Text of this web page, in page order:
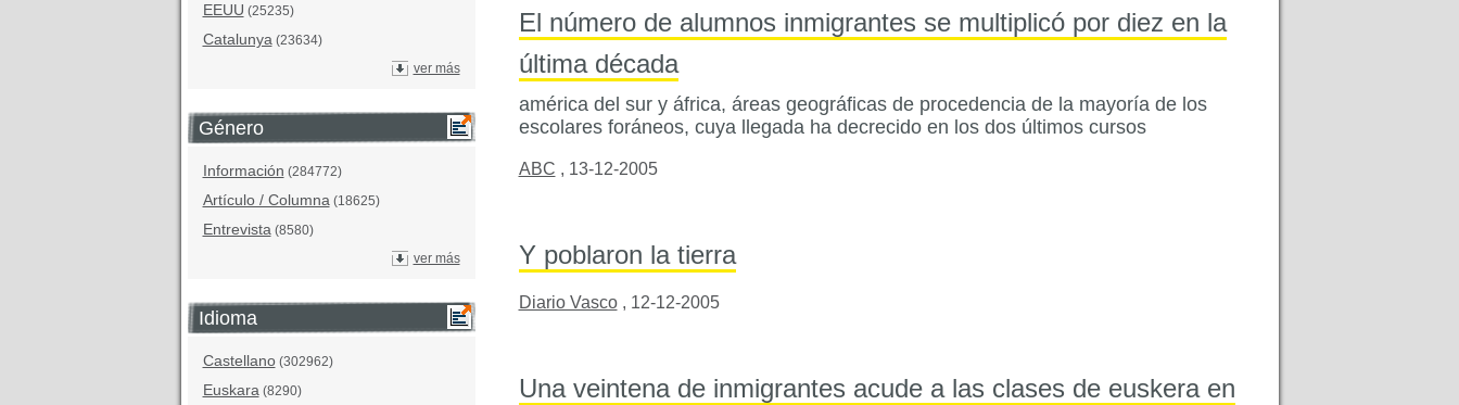
EEUU (25235)
Catalunya(23634)
ver más
Género
Información (284772)
Artículo / Columna(18625)
Entrevista(8580)
ver más
Idioma
Castellano(302962)
Euskara(8290)
El número de alumnos inmigrantes se multiplicó por diez en la
última década
américa del sur y áfrica, áreas geográficas de procedencia de la mayoría de los
escolares foráneos, cuya llegada ha decrecido en los dos últimos cursos
ABC , 13-12-2005
Y poblaron la tierra
Diario Vasco , 12-12-2005
Una veintena de inmigrantes acude a las clases de euskera en